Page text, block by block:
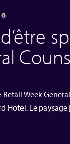
Retail Week
Hotel. Le